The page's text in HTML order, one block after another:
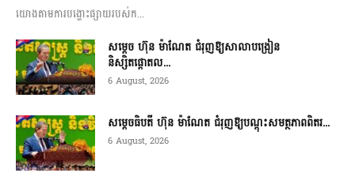
យោងតាមការបង្ហោះផ្សាយរបស់ក...
សម្តេច ហ៊ុន ម៉ាណែត ជំរុញឱ្យសាលាបង្រៀន
និស្សិតផ្តោតល...
6 August, 2026
សម្តេចធិបតី ហ៊ុន ម៉ាណែត ជំរុញឱ្យបណ្តុះសមត្ថភាពពិតរ...
6 August, 2026